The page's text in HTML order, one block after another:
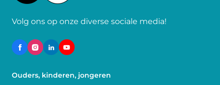
Volg ons op onze diverse sociale media!
Ouders, kinderen, jongeren